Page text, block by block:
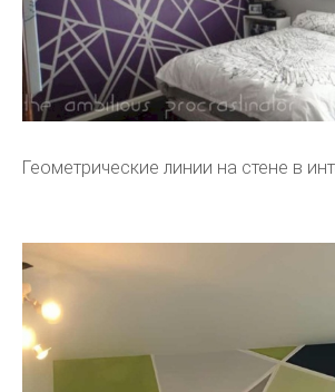
Геометрические линии на стене в